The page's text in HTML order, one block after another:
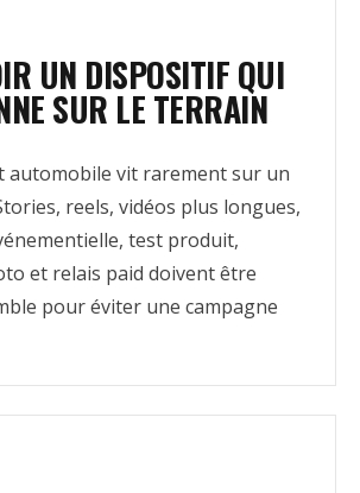
UN DISPOSITIF QUI
SUR LE TERRAIN
automobile vit rarement sur un
reels, vidéos plus longues,
test produit,
et relais paid doivent être
pour éviter une campagne